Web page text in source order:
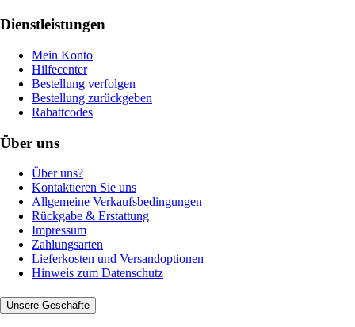
Dienstleistungen
Mein Konto
Hilfecenter
Bestellung verfolgen
Bestellung zurückgeben
Rabattcodes
Über uns
Über uns?
Kontaktieren Sie uns
Allgemeine Verkaufsbedingungen
Rückgabe & Erstattung
Impressum
Zahlungsarten
Lieferkosten und Versandoptionen
Hinweis zum Datenschutz
Unsere Geschäfte